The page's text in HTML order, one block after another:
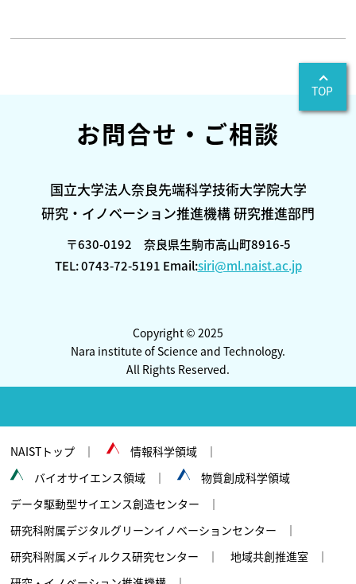
お問合せ・ご相談
国立大学法人奈良先端科学技術大学院大学
研究・イノベーション推進機構 研究推進部門
〒630-0192 奈良県生駒市高山町8916-5
TEL: 0743-72-5191 Email:siri@ml.naist.ac.jp
Copyright © 2025
Nara institute of Science and Technology.
All Rights Reserved.
NAISTトップ
情報科学領域
バイオサイエンス領域
物質創成科学領域
データ駆動型サイエンス創造センター
研究科附属デジタルグリーンイノベーションセンター
研究科附属メディルクス研究センター
地域共創推進室
TOP